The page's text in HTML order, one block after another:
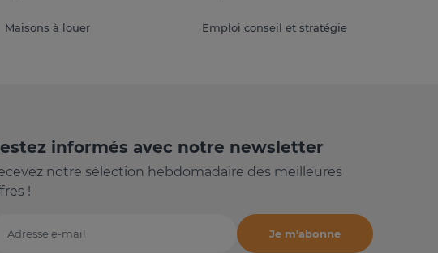
Maisons à louer Emploi conseil et stratégie
informés avec notre newsletter
notre sélection hebdomadaire des meilleures
!
e-mail
Je m'abonne